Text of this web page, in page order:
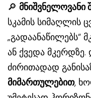
🔎 მნიშვნელოვანი
სკამის სიმაღლის
„გადაანაწილებს“
ან ქვედა
ძირითადად
მიმართულებით,